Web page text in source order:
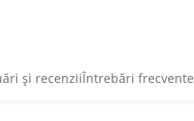
și recenziiÎntrebări frecvente